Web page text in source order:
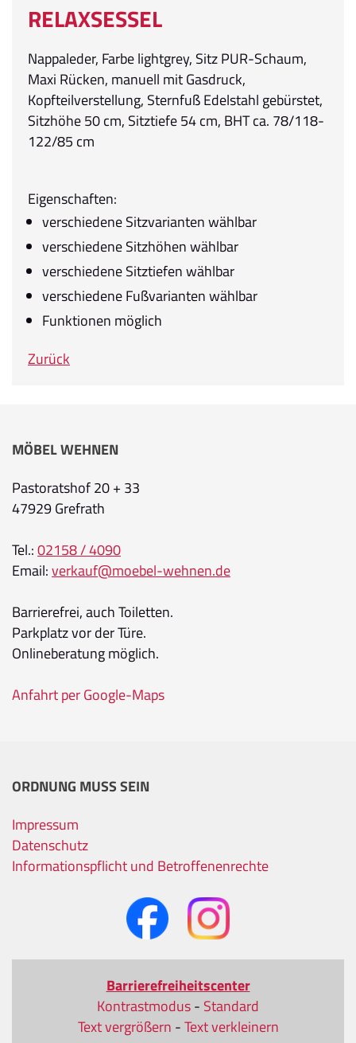
RELAXSESSEL
Nappaleder, Farbe lightgrey, Sitz PUR-Schaum,
Maxi Rücken, manuell mit Gasdruck,
Kopfteilverstellung, Sternfuß Edelstahl gebürstet,
Sitzhöhe 50 cm, Sitztiefe 54 cm, BHT ca. 78/118-
122/85 cm
Eigenschaften:
verschiedene Sitzvarianten wählbar
verschiedene Sitzhöhen wählbar
verschiedene Sitztiefen wählbar
verschiedene Fußvarianten wählbar
Funktionen möglich
Zurück
MÖBEL WEHNEN
Pastoratshof 20 + 33
47929 Grefrath
Tel.:02158 / 4090
Email:verkauf@moebel-wehnen.de
Barrierefrei, auch Toiletten.
Parkplatz vor der Türe.
Onlineberatung möglich.
Anfahrt per Google-Maps
ORDNUNG MUSS SEIN
Impressum
Datenschutz
Informationspflicht und Betroffenenrechte
Barrierefreiheitscenter
Kontrastmodus- Standard
Text vergrößern -Text verkleinern